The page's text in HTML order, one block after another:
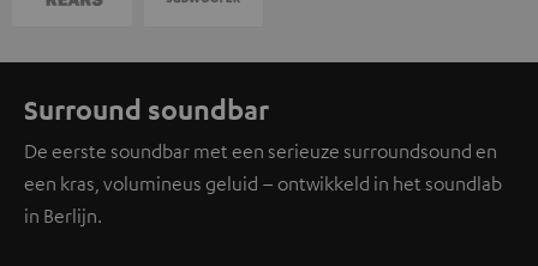
Surround soundbar
De eerste soundbar met een serieuze surroundsound en
een kras, volumineus geluid – ontwikkeld in het soundlab
in Berlijn.